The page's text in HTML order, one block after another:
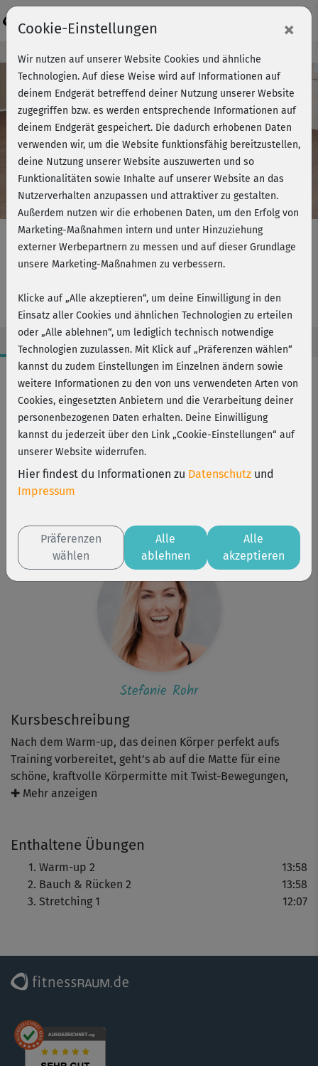
Play
Video
Kursvorschau - Jetzt mitmachen!
Schlank & fit - Bauch & Rücken 1
(Kurs 4)
Kursbeschreibung
Nach dem Warm-up, das deinen Körper perfekt aufs
Training vorbereitet, geht’s ab auf die Matte für eine
schöne, kraftvolle Körpermitte mit Twist-Bewegungen,
Crunches und Co. für Bauch und Rücken. Achte dabei auf
Hinweis: Die verschiedenen Kursvarianten sind so
aufgebaut, dass du sie auch als mehrwöchiges Programm
trainieren kannst. So kannst du dir auch selbst dein
persönliches „Schlank & Fit“-Programm
✚ Mehr anzeigen
Enthaltene Übungen
Warm-up 2
13:58
Bauch & Rücken 2
13:58
Stretching 1
12:07
Workout-Facts
leicht
40 Min
217 kcal
Matte
Schlank & fit
Stefanie Rohr
Cookie-Einstellungen ×
Wir nutzen auf unserer Website Cookies und ähnliche
Technologien. Auf diese Weise wird auf Informationen auf
deinem Endgerät betreffend deiner Nutzung unserer Website
zugegriffen bzw. es werden entsprechende Informationen auf
deinem Endgerät gespeichert. Die dadurch erhobenen Daten
verwenden wir, um die Website funktionsfähig bereitzustellen,
deine Nutzung unserer Website auszuwerten und so
Funktionalitäten sowie Inhalte auf unserer Website an das
Nutzerverhalten anzupassen und attraktiver zu gestalten.
Außerdem nutzen wir die erhobenen Daten, um den Erfolg von
Marketing-Maßnahmen intern und unter Hinzuziehung
externer Werbepartnern zu messen und auf dieser Grundlage
unsere Marketing-Maßnahmen zu verbessern.
Klicke auf „Alle akzeptieren“, um deine Einwilligung in den
Einsatz aller Cookies und ähnlichen Technologien zu erteilen
oder „Alle ablehnen“, um lediglich technisch notwendige
Technologien zuzulassen. Mit Klick auf „Präferenzen wählen“
kannst du zudem Einstellungen im Einzelnen ändern sowie
weitere Informationen zu den von uns verwendeten Arten von
Cookies, eingesetzten Anbietern und die Verarbeitung deiner
personenbezogenen Daten erhalten. Deine Einwilligung
kannst du jederzeit über den Link „Cookie-Einstellungen“ auf
unserer Website widerrufen.
Hier findest du Informationen zu Datenschutz und
Impressum
Präferenzen
wählen
Alle
ablehnen
Alle
akzeptieren